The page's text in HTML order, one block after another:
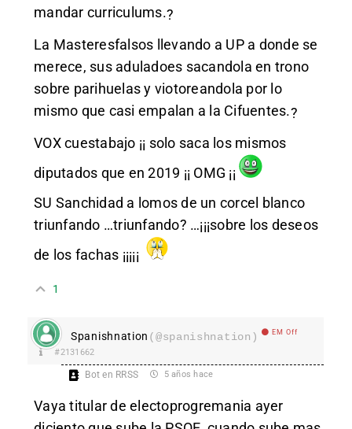
mandar curriculums.?
La Masteresfalsos llevando a UP a donde se
merece, sus aduladoes sacandola en trono
sobre parihuelas y viotoreandola por lo
mismo que casi empalan a la Cifuentes.?
VOX cuestabajo ¡¡ solo saca los mismos
diputados que en 2019 ¡¡ OMG ¡¡
SU Sanchidad a lomos de un corcel blanco
triunfando …triunfando? …¡¡¡sobre los deseos
de los fachas ¡¡¡¡¡
1
Spanishnation (@spanishnation) EM Off
#2131662
Bot en RRSS 5 años hace
Vaya titular de electoprogremania ayer